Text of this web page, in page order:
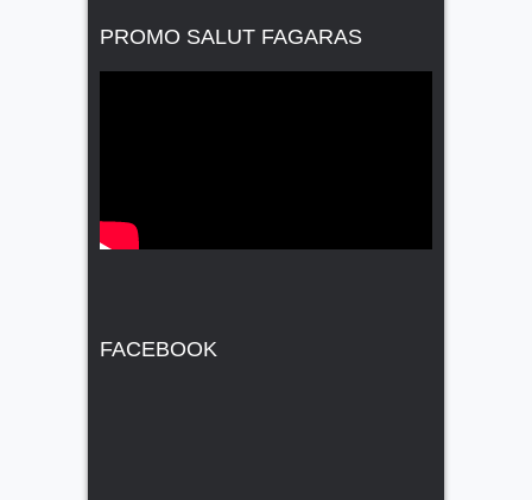
PROMO SALUT FAGARAS
FACEBOOK